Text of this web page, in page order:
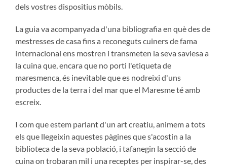
dels vostres dispositius mòbils.
La guia va acompanyada d'una bibliografia en què des de
mestresses de casa fins a reconeguts cuiners de fama
internacional ens mostren i transmeten la seva saviesa a
la cuina que, encara que no porti l'etiqueta de
maresmenca, és inevitable que es nodreixi d'uns
productes de la terra i del mar que el Maresme té amb
escreix.
I com que estem parlant d'un art creatiu, animem a tots
els que llegeixin aquestes pàgines que s'acostin a la
biblioteca de la seva població, i tafanegin la secció de
cuina on trobaran mil i una receptes per inspirar-se, des